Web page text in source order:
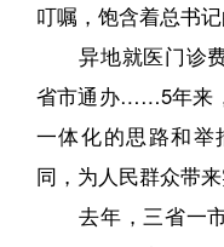
叮嘱，饱含着总书记
异地就医门诊费
省市通办……5年来
一体化的思路和
同，为人民群众带来
去年，三省一市